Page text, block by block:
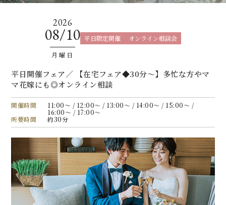
2026
08/10
月曜日
平日限定開催 オンライン相談会
平日開催フェア／ 【在宅フェア◆30分〜】多忙な方やマ
マ花嫁にも◎オンライン相談
開催時間
11:00〜 / 12:00〜 / 13:00〜 / 14:00〜 / 15:00〜 /
16:00〜 / 17:00〜
所要時間
約30分